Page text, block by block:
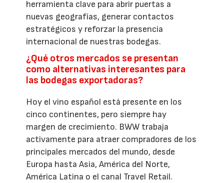
herramienta clave para abrir puertas a
nuevas geografías, generar contactos
estratégicos y reforzar la presencia
internacional de nuestras bodegas.
¿Qué otros mercados se presentan
como alternativas interesantes para
las bodegas exportadoras?
Hoy el vino español está presente en los
cinco continentes, pero siempre hay
margen de crecimiento. BWW trabaja
activamente para atraer compradores de los
principales mercados del mundo, desde
Europa hasta Asia, América del Norte,
América Latina o el canal Travel Retail.